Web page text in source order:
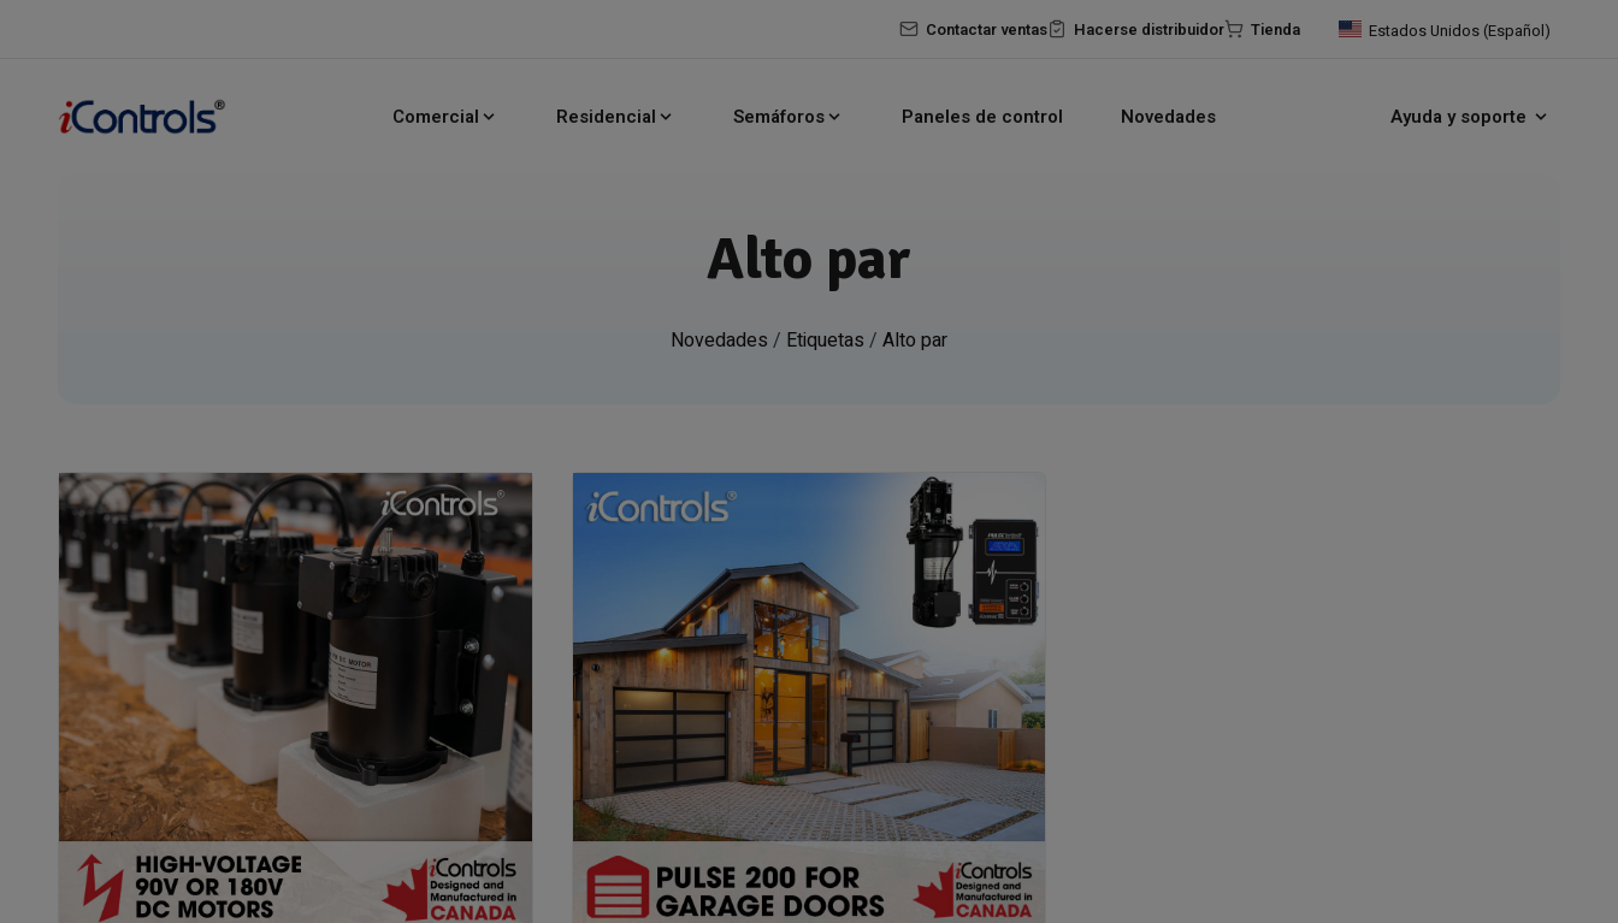
Contactar ventas Hacerse distribuidor Tienda Estados Unidos (Español)
Comercial Residencial Semáforos Paneles de control Novedades Ayuda y soporte
Alto par
Novedades / Etiquetas / Alto par